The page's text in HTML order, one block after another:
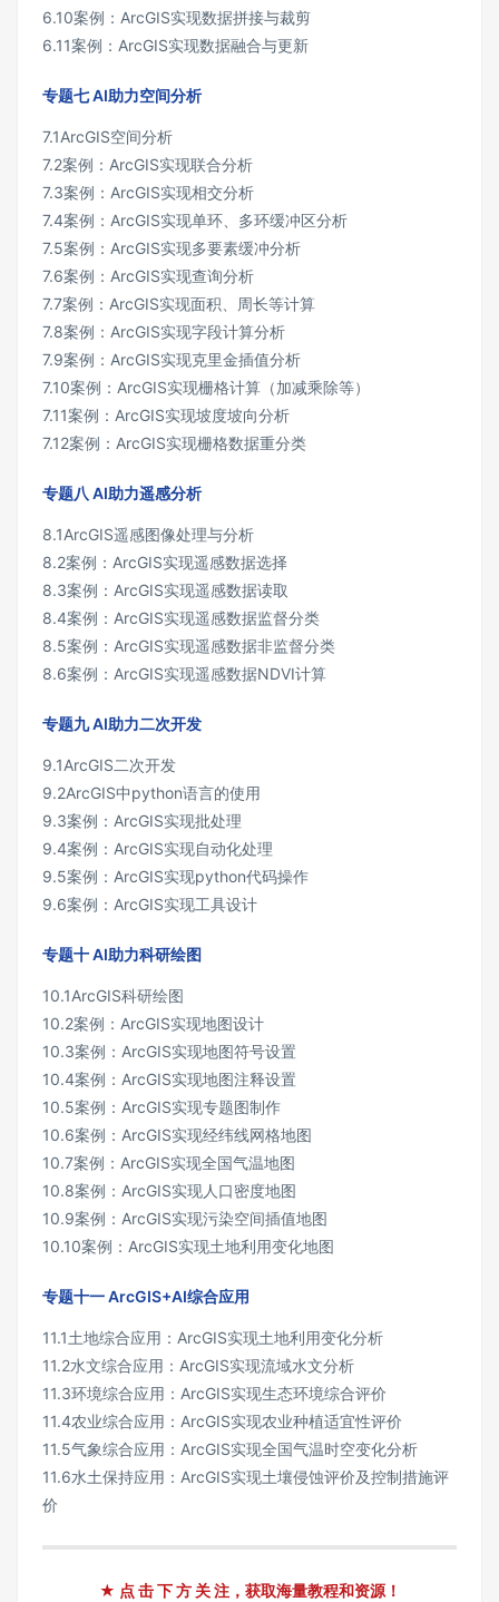
6.10案例：ArcGIS实现数据拼接与裁剪
6.11案例：ArcGIS实现数据融合与更新
专题七 AI助力空间分析
7.1ArcGIS空间分析
7.2案例：ArcGIS实现联合分析
7.3案例：ArcGIS实现相交分析
7.4案例：ArcGIS实现单环、多环缓冲区分析
7.5案例：ArcGIS实现多要素缓冲分析
7.6案例：ArcGIS实现查询分析
7.7案例：ArcGIS实现面积、周长等计算
7.8案例：ArcGIS实现字段计算分析
7.9案例：ArcGIS实现克里金插值分析
7.10案例：ArcGIS实现栅格计算（加减乘除等）
7.11案例：ArcGIS实现坡度坡向分析
7.12案例：ArcGIS实现栅格数据重分类
专题八 AI助力遥感分析
8.1ArcGIS遥感图像处理与分析
8.2案例：ArcGIS实现遥感数据选择
8.3案例：ArcGIS实现遥感数据读取
8.4案例：ArcGIS实现遥感数据监督分类
8.5案例：ArcGIS实现遥感数据非监督分类
8.6案例：ArcGIS实现遥感数据NDVI计算
专题九 AI助力二次开发
9.1ArcGIS二次开发
9.2ArcGIS中python语言的使用
9.3案例：ArcGIS实现批处理
9.4案例：ArcGIS实现自动化处理
9.5案例：ArcGIS实现python代码操作
9.6案例：ArcGIS实现工具设计
专题十 AI助力科研绘图
10.1ArcGIS科研绘图
10.2案例：ArcGIS实现地图设计
10.3案例：ArcGIS实现地图符号设置
10.4案例：ArcGIS实现地图注释设置
10.5案例：ArcGIS实现专题图制作
10.6案例：ArcGIS实现经纬线网格地图
10.7案例：ArcGIS实现全国气温地图
10.8案例：ArcGIS实现人口密度地图
10.9案例：ArcGIS实现污染空间插值地图
10.10案例：ArcGIS实现土地利用变化地图
专题十一 ArcGIS+AI综合应用
11.1土地综合应用：ArcGIS实现土地利用变化分析
11.2水文综合应用：ArcGIS实现流域水文分析
11.3环境综合应用：ArcGIS实现生态环境综合评价
11.4农业综合应用：ArcGIS实现农业种植适宜性评价
11.5气象综合应用：ArcGIS实现全国气温时空变化分析
11.6水土保持应用：ArcGIS实现土壤侵蚀评价及控制措施评
价
★ 点 击 下 方 关 注，获取海量教程和资源！